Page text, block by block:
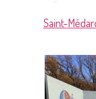
Saint-